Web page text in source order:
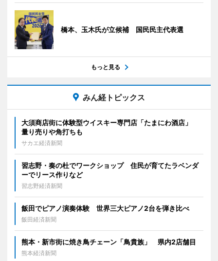
橋本、玉木氏が立候補 国民民主代表選
もっと見る
みん経トピックス
大須商店街に体験型ウイスキー専門店「たまにわ酒店」
量り売りや角打ちも
サカエ経済新聞
習志野・奏の杜でワークショップ 住民が育てたラベンダ
ーでリース作りなど
習志野経済新聞
飯田でピアノ演奏体験 世界三大ピアノ2台を弾き比べ
飯田経済新聞
熊本・新市街に焼き鳥チェーン「鳥貴族」 県内2店舗目
熊本経済新聞